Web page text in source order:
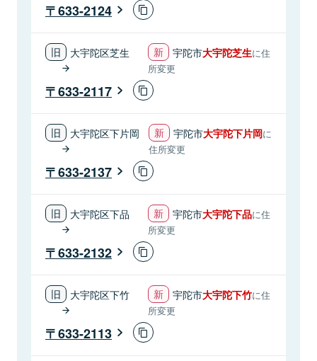
633-2124
大宇陀区芝生 宇陀市大宇陀芝生に住
所変更
633-2117
大宇陀区下片岡 宇陀市大宇陀下片岡に
住所変更
633-2137
大宇陀区下品 宇陀市大宇陀下品に住
所変更
633-2132
大宇陀区下竹 宇陀市大宇陀下竹に住
所変更
633-2113